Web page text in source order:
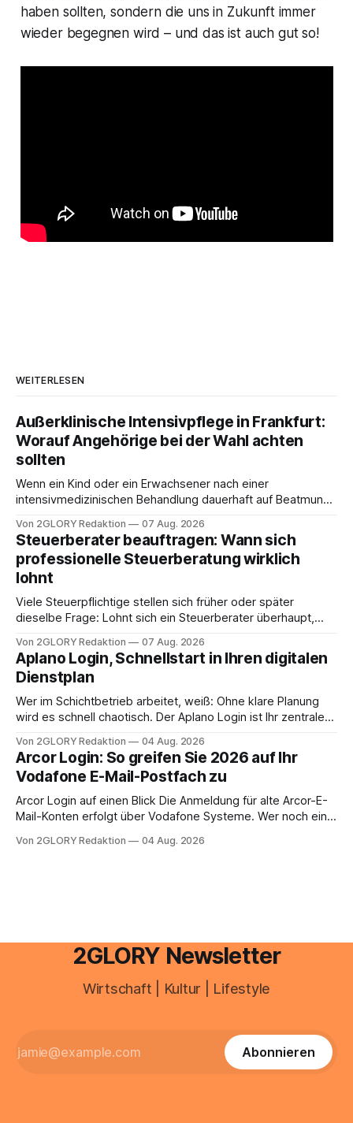
haben sollten, sondern die uns in Zukunft immer
wieder begegnen wird – und das ist auch gut so!
WEITERLESEN
Außerklinische Intensivpflege in Frankfurt:
Worauf Angehörige bei der Wahl achten
sollten
Wenn ein Kind oder ein Erwachsener nach einer
intensivmedizinischen Behandlung dauerhaft auf Beatmung
angewiesen ist, stellt sich für Familien eine schwierige
Frage: Muss die Versorgung dauerhaft in der Klinik bleiben –
oder ist ein Leben zu Hause möglich? Die außerklinische
Intensivpflege bietet genau diese Alternative: Sie
Von 2GLORY Redaktion 07 Aug. 2026
Steuerberater beauftragen: Wann sich
professionelle Steuerberatung wirklich
lohnt
Viele Steuerpflichtige stellen sich früher oder später
dieselbe Frage: Lohnt sich ein Steuerberater überhaupt,
erledigen? Die kurze Antwort: Bei einfachen
Einkommensverhältnissen reicht häufig eine Steuersoftware
aus – sobald jedoch mehrere Einkunftsarten
zusammentreffen oder größere finanzielle Veränderungen
anstehen, zahlt sich professionelle Unterstützung meist
Von 2GLORY Redaktion 07 Aug. 2026
Aplano Login, Schnellstart in Ihren digitalen
Dienstplan
Wer im Schichtbetrieb arbeitet, weiß: Ohne klare Planung
wird es schnell chaotisch. Der Aplano Login ist Ihr zentraler
abwesenheiten und die gesamte kommunikation rund um
Ihr personal digital zu organisieren. In diesem Leitfaden
erfahren Sie alles, was Sie für einen reibungslosen Einstieg
brauchen, von der Registrierung
Von 2GLORY Redaktion 04 Aug. 2026
Arcor Login: So greifen Sie 2026 auf Ihr
Vodafone E-Mail-Postfach zu
Arcor Login auf einen Blick Die Anmeldung für alte Arcor-E-
Mail-Konten erfolgt über Vodafone Systeme. Wer noch eine
besitzt, loggt sich heute über das Vodafone E-Mail & Cloud
Von 2GLORY Redaktion 04 Aug. 2026
2GLORY Newsletter
Wirtschaft | Kultur | Lifestyle
Abonnieren